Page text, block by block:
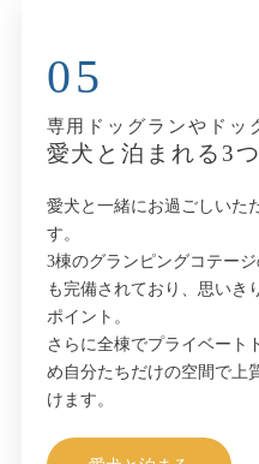
05
専用ドッグランやドッ
愛犬と泊まれる3
愛犬と一緒にお過ごしいた
す。
3棟のグランピングコテー
も完備されており、思いき
ポイント。
さらに全棟でプライベート
め自分たちだけの空間で上
けます。